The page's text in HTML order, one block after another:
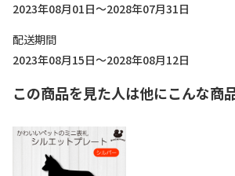
2023年08月01日～2028年07月31日
配送期間
2023年08月15日～2028年08月12日
この商品を見た人は他にこんな商